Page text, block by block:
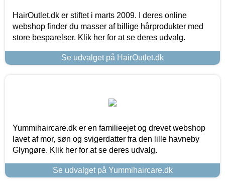
HairOutlet.dk er stiftet i marts 2009. I deres online
webshop finder du masser af billige hårprodukter med
store besparelser. Klik her for at se deres udvalg.
Se udvalget på HairOutlet.dk
Yummihaircare.dk er en familieejet og drevet webshop
lavet af mor, søn og svigerdatter fra den lille havneby
Glyngøre. Klik her for at se deres udvalg.
Se udvalget på Yummihaircare.dk